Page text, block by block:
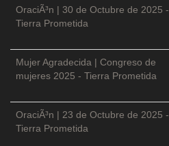
OraciÃ³n | 30 de Octubre de 2025 -
Tierra Prometida
Mujer Agradecida | Congreso de
mujeres 2025 - Tierra Prometida
OraciÃ³n | 23 de Octubre de 2025 -
Tierra Prometida